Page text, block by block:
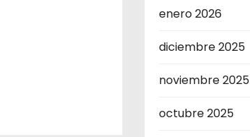
enero 2026
diciembre 2025
noviembre 2025
octubre 2025